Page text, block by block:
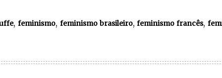
, feminismo, feminismo brasileiro,feminismo francês,